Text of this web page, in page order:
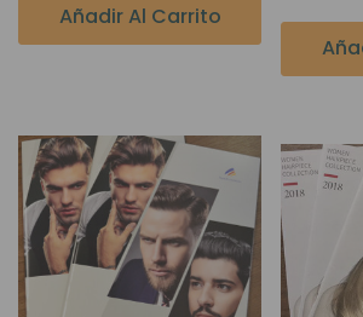
Añadir Al Carrito